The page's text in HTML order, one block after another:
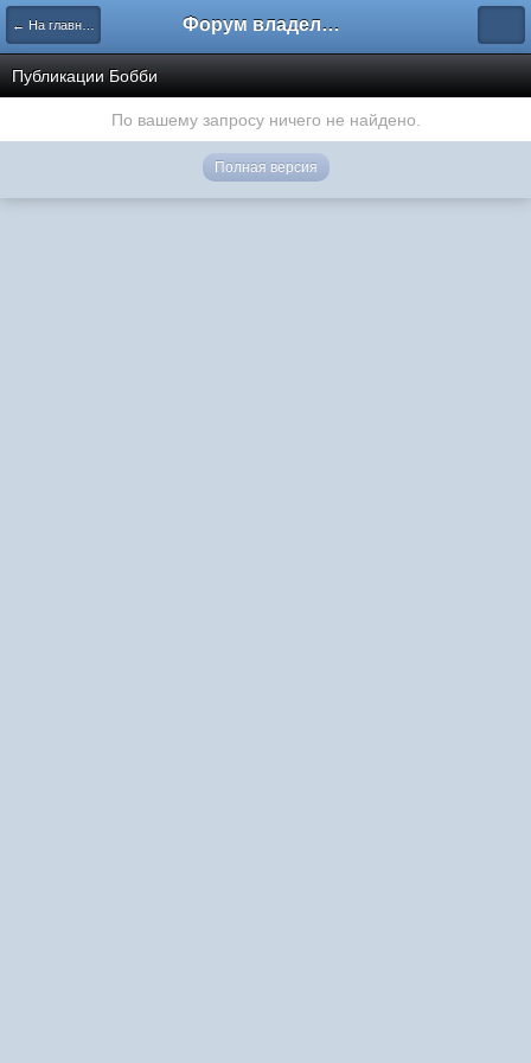
← На главную Форум владельцев интернет-магазинов
Публикации Бобби
По вашему запросу ничего не найдено.
Полная версия